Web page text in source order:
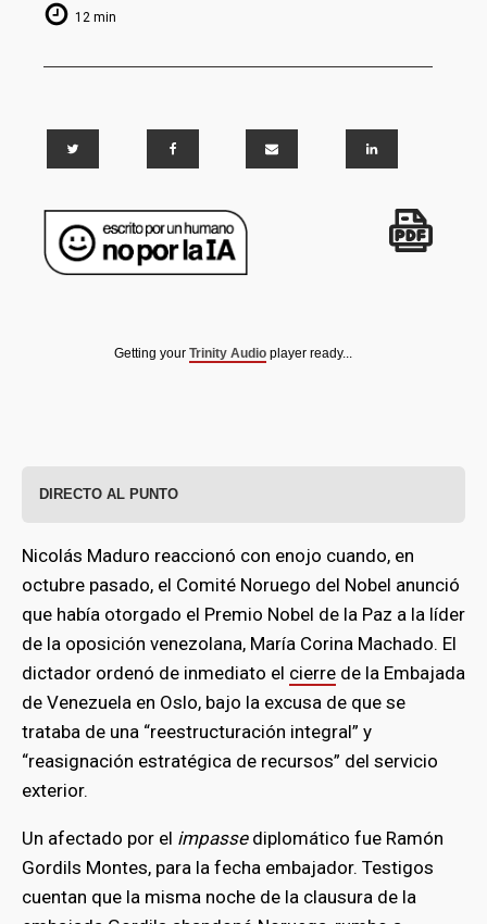
12 min
Getting your Trinity Audio player ready...
DIRECTO AL PUNTO
Nicolás Maduro reaccionó con enojo cuando, en
octubre pasado, el Comité Noruego del Nobel anunció
que había otorgado el Premio Nobel de la Paz a la líder
de la oposición venezolana, María Corina Machado. El
dictador ordenó de inmediato el cierre de la Embajada
de Venezuela en Oslo, bajo la excusa de que se
trataba de una “reestructuración integral” y
“reasignación estratégica de recursos” del servicio
exterior.
Un afectado por el impassediplomático fue Ramón
Gordils Montes, para la fecha embajador. Testigos
cuentan que la misma noche de la clausura de la